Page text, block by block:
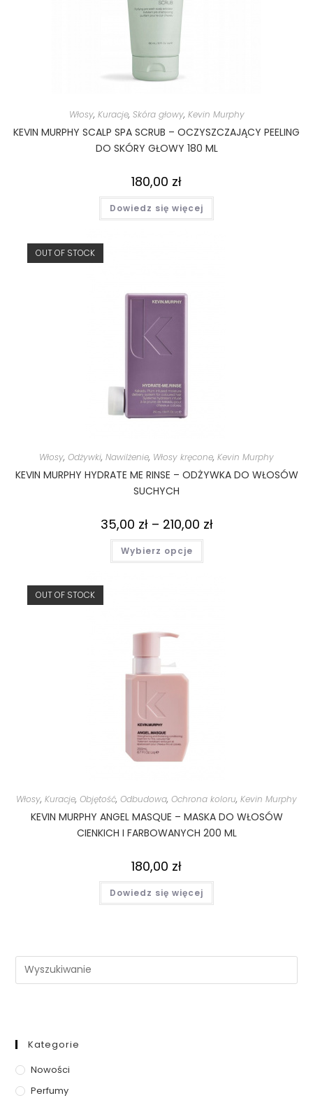
Włosy, Kuracje, Skóra głowy, Kevin Murphy
KEVIN MURPHY SCALP SPA SCRUB – OCZYSZCZAJĄCY PEELING
DO SKÓRY GŁOWY 180 ML
180,00 zł
Dowiedz się więcej
OUT OF STOCK
Włosy, Odżywki, Nawilżenie, Włosy kręcone, Kevin Murphy
KEVIN MURPHY HYDRATE ME RINSE – ODŻYWKA DO WŁOSÓW
SUCHYCH
35,00 zł – 210,00 zł
Wybierz opcje
OUT OF STOCK
Włosy, Kuracje, Objętość, Odbudowa, Ochrona koloru, Kevin Murphy
KEVIN MURPHY ANGEL MASQUE – MASKA DO WŁOSÓW
CIENKICH I FARBOWANYCH 200 ML
180,00 zł
Dowiedz się więcej
Kategorie
Nowości
Perfumy